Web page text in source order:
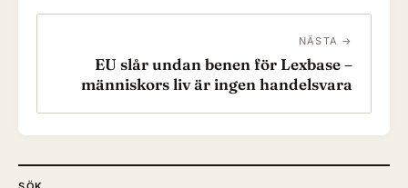
NÄSTA →
EU slår undan benen för Lexbase –
människors liv är ingen handelsvara